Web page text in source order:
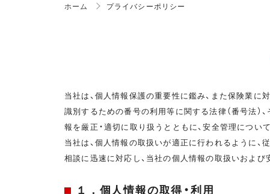
ホーム プライバシーポリシー
当社は、個人情報保護の重要性に鑑み、また保険業に
識別するための番号の利用等に関する法律（番号法）
報を厳正・適切に取り扱うとともに、安全管理につい
当社は、個人情報の取扱いが適正に行われるように、
相談に迅速に対応し、当社の個人情報の取扱いおよび
１．個人情報の取得・利用